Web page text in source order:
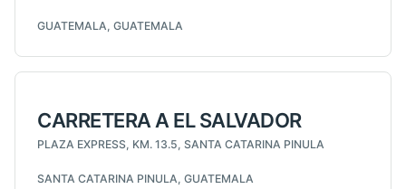
GUATEMALA, GUATEMALA
CARRETERA A EL SALVADOR
PLAZA EXPRESS, KM. 13.5, SANTA CATARINA PINULA
SANTA CATARINA PINULA, GUATEMALA